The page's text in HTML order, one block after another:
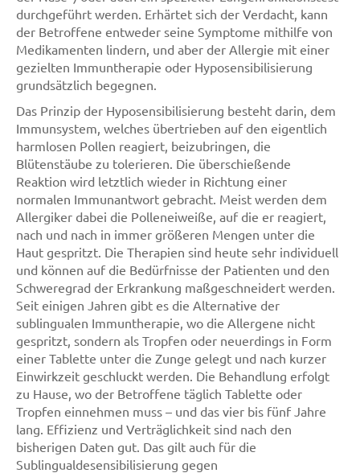
durchgeführt werden. Erhärtet sich der Verdacht, kann
der Betroffene entweder seine Symptome mithilfe von
Medikamenten lindern, und aber der Allergie mit einer
gezielten Immuntherapie oder Hyposensibilisierung
grundsätzlich begegnen.
Das Prinzip der Hyposensibilisierung besteht darin, dem
Immunsystem, welches übertrieben auf den eigentlich
harmlosen Pollen reagiert, beizubringen, die
Blütenstäube zu tolerieren. Die überschießende
Reaktion wird letztlich wieder in Richtung einer
normalen Immunantwort gebracht. Meist werden dem
Allergiker dabei die Polleneiweiße, auf die er reagiert,
nach und nach in immer größeren Mengen unter die
Haut gespritzt. Die Therapien sind heute sehr individuell
und können auf die Bedürfnisse der Patienten und den
Schweregrad der Erkrankung maßgeschneidert werden.
Seit einigen Jahren gibt es die Alternative der
sublingualen Immuntherapie, wo die Allergene nicht
gespritzt, sondern als Tropfen oder neuerdings in Form
einer Tablette unter die Zunge gelegt und nach kurzer
Einwirkzeit geschluckt werden. Die Behandlung erfolgt
zu Hause, wo der Betroffene täglich Tablette oder
Tropfen einnehmen muss – und das vier bis fünf Jahre
lang. Effizienz und Verträglichkeit sind nach den
bisherigen Daten gut. Das gilt auch für die
Sublingualdesensibilisierung gegen